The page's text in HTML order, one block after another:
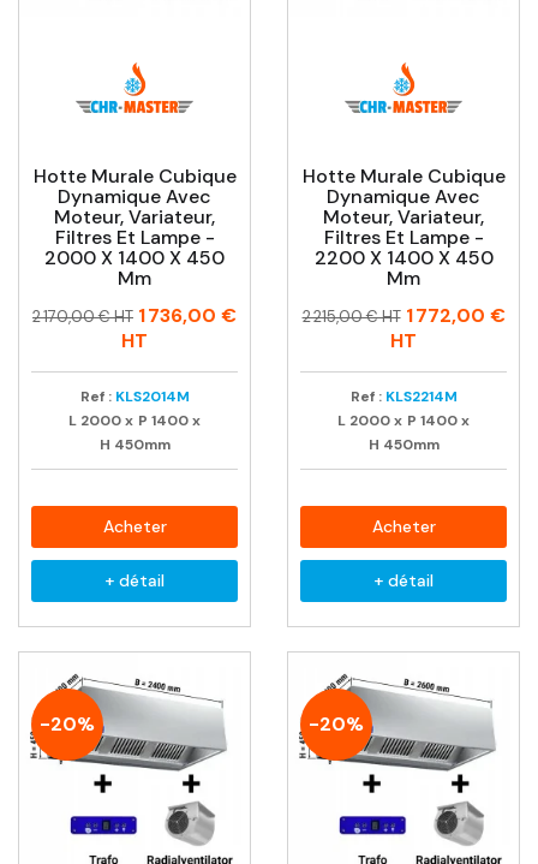
Hotte Murale Cubique
Dynamique Avec
Moteur, Variateur,
Filtres Et Lampe -
2000 X 1400 X 450
Mm
Prix
Prix
2 170,00 € HT 1 736,00 €
HT
Ref : KLS2014M
L 2000x P 1400x
H 450mm
Acheter
+ détail
Hotte Murale Cubique
Dynamique Avec
Moteur, Variateur,
Filtres Et Lampe -
2200 X 1400 X 450
Mm
Prix
Prix
2 215,00 € HT 1 772,00 €
HT
Ref : KLS2214M
L 2000x P 1400x
H 450mm
Acheter
+ détail
-20% -20%